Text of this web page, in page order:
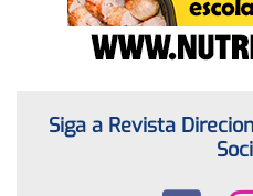
Siga a Revista